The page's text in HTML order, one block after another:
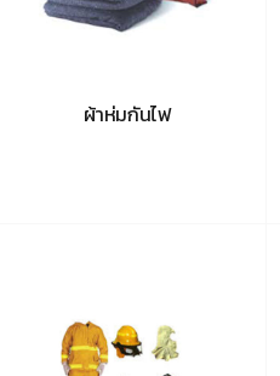
ผ้าห่มกันไฟ